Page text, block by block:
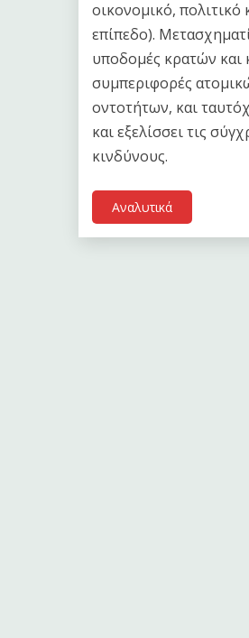
οικονομικό, πολιτικό
επίπεδο).
υποδομές κρατών και
συμπεριφορές
οντοτήτων, και
και εξελίσσει τις
κινδύνους.
Αναλυτικά